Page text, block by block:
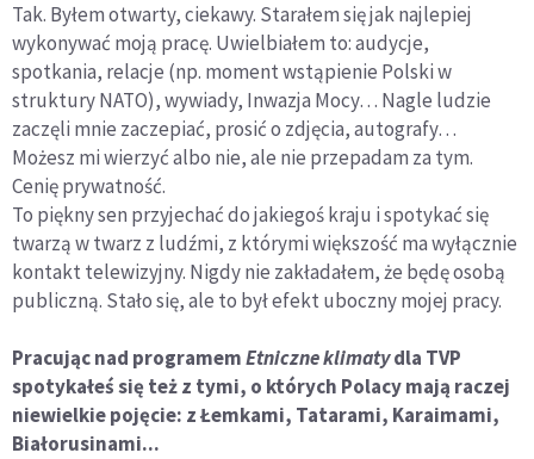
Tak. Byłem otwarty, ciekawy. Starałem się jak najlepiej
wykonywać moją pracę. Uwielbiałem to: audycje,
spotkania, relacje (np. moment wstąpienie Polski w
struktury NATO), wywiady, Inwazja Mocy… Nagle ludzie
zaczęli mnie zaczepiać, prosić o zdjęcia, autografy…
Możesz mi wierzyć albo nie, ale nie przepadam za tym.
Cenię prywatność.
To piękny sen przyjechać do jakiegoś kraju i spotykać się
twarzą w twarz z ludźmi, z którymi większość ma wyłącznie
kontakt telewizyjny. Nigdy nie zakładałem, że będę osobą
publiczną. Stało się, ale to był efekt uboczny mojej pracy.
Pracując nad programemEtniczne klimatydla TVP
spotykałeś się też z tymi, o których Polacy mają raczej
niewielkie pojęcie: z Łemkami, Tatarami, Karaimami,
Białorusinami...